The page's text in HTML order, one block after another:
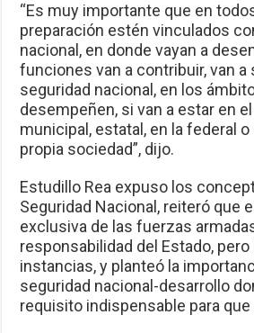
“Es muy importante que en
preparación estén vinculados
nacional, en donde vayan a
funciones van a contribuir, van a
seguridad nacional, en los
desempeñen, si van a estar en
municipal, estatal, en la federal
propia sociedad”, dijo.
Estudillo Rea expuso los
Seguridad Nacional, reiteró que
exclusiva de las fuerzas
responsabilidad del Estado,
instancias, y planteó la
seguridad nacional-desarrollo
requisito indispensable para que